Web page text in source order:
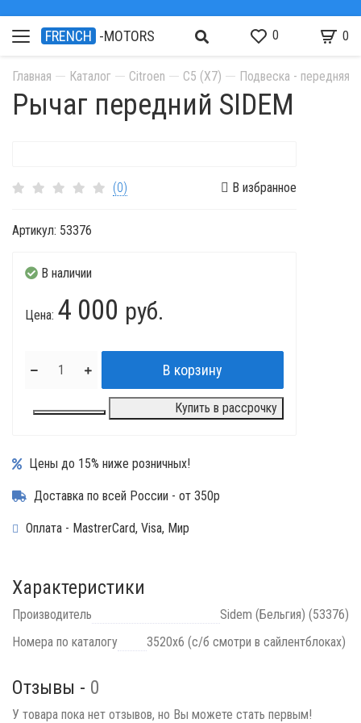
FRENCH -MOTORS 0 0
Главная Каталог Citroen C5 (X7) Подвеска - передняя
Рычаг передний SIDEM
(0) В избранное
Артикул: 53376
В наличии
Цена: 4 000 руб.
Купить в рассрочку
Цены до 15% ниже розничных!
Доставка по всей России - от 350р
Оплата - MastrerCard, Visa, Мир
Характеристики
Производитель
Sidem (Бельгия) (53376)
Номера по каталогу
3520x6 (c/б смотри в сайлентблоках)
Отзывы - 0
У товара пока нет отзывов, но Вы можете стать первым!